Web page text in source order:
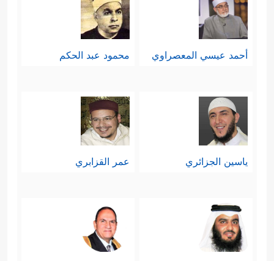
أحمد عيسي المعصراوي محمود عبد الحكم
ياسين الجزائري عمر القزابري